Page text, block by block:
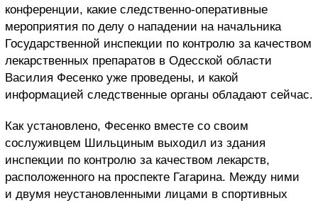
конференции, какие следственно-оперативные
мероприятия по делу о нападении на начальника
Государственной инспекции по контролю за качеством
лекарственных препаратов в Одесской области
Василия Фесенко уже проведены, и какой
информацией следственные органы обладают сейчас.
Как установлено, Фесенко вместе со своим
сослуживцем Шильциным выходил из здания
инспекции по контролю за качеством лекарств,
расположенного на проспекте Гагарина. Между ними
и двумя неустановленными лицами в спортивных